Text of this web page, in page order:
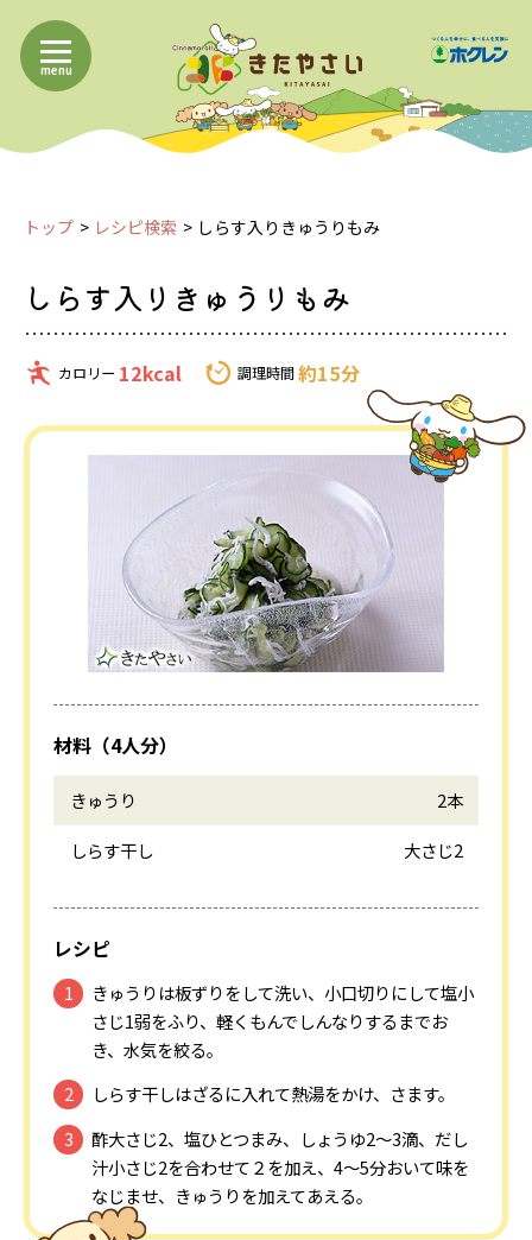
menu
トップ レシピ検索 しらす入りきゅうりもみ
しらす入りきゅうりもみ
カロリー 12kcal 調理時間 約15分
材料（4人分）
きゅうり
2本
しらす干し
大さじ2
レシピ
きゅうりは板ずりをして洗い、小口切りにして塩小
さじ1弱をふり、軽くもんでしんなりするまでお
き、水気を絞る。
しらす干しはざるに入れて熱湯をかけ、さます。
酢大さじ2、塩ひとつまみ、しょうゆ2～3滴、だし
汁小さじ2を合わせて２を加え、4～5分おいて味を
なじませ、きゅうりを加えてあえる。